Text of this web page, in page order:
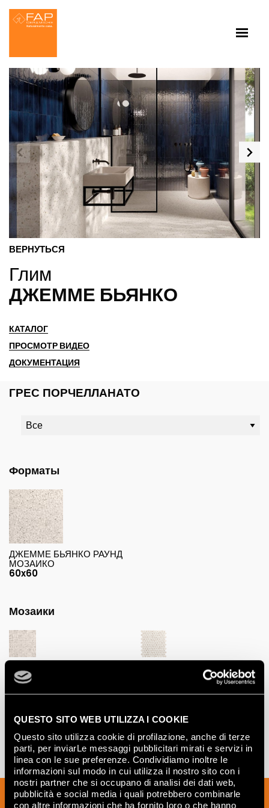
QUESTO SITO WEB UTILIZZA I COOKIE
Questo sito utilizza cookie di profilazione, anche di terze
parti, per inviarLe messaggi pubblicitari mirati e servizi in
linea con le sue preferenze. Condividiamo inoltre le
informazioni sul modo in cui utilizza il nostro sito con i
nostri partner che si occupano di analisi dei dati web,
pubblicità e social media i quali potrebbero combinarle
con altre informazioni che ha fornito loro o che hanno
ВЕРНУТЬСЯ
Глим
ДЖЕММЕ БЬЯНКО
КАТАЛОГ
ПРОСМОТР ВИДЕО
ДОКУМЕНТАЦИЯ
ГРЕС ПОРЧЕЛЛАНАТО
Форматы
ДЖЕММЕ БЬЯНКО РАУНД
МОЗАИКО
60x60
Мозаики
ДЖЕММЕ БЬЯНКО
МАКРОМОЗАИКО
30x30
ДЖЕММЕ БЬЯНКО РАУНД
Подпишитесь на нашу рассылку, чтобы